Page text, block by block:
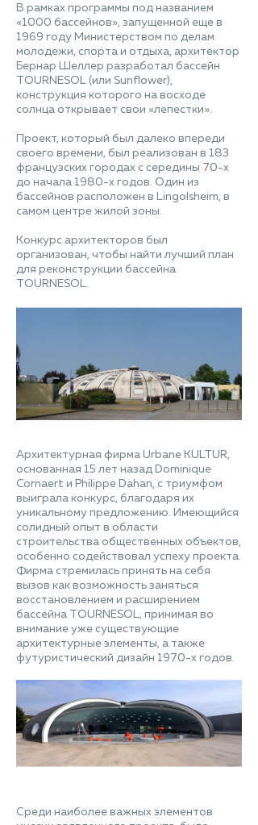
В рамках программы под названием
«1000 бассейнов», запущенной еще в
1969 году Министерством по делам
молодежи, спорта и отдыха, архитектор
Бернар Шеллер разработал бассейн
TOURNESOL (или Sunflower),
конструкция которого на восходе
солнца открывает свои «лепестки».
Проект, который был далеко впереди
своего времени, был реализован в 183
французских городах с середины 70-х
до начала 1980-х годов. Один из
бассейнов расположен в Lingolsheim, в
самом центре жилой зоны.
Конкурс архитекторов был
организован, чтобы найти лучший план
для реконструкции бассейна
TOURNESOL.
Архитектурная фирма Urbane KULTUR,
основанная 15 лет назад Dominique
Cornaert и Philippe Dahan, с триумфом
выиграла конкурс, благодаря их
уникальному предложению. Имеющийся
солидный опыт в области
строительства общественных объектов,
особенно содействовал успеху проекта.
Фирма стремилась принять на себя
вызов как возможность заняться
восстановлением и расширением
бассейна TOURNESOL, принимая во
внимание уже существующие
архитектурные элементы, а также
футуристический дизайн 1970-х годов.
Среди наиболее важных элементов